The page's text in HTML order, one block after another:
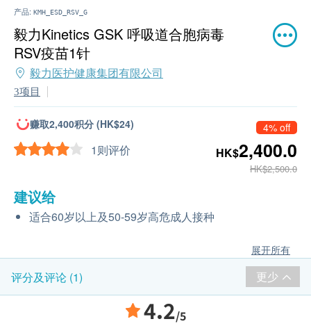
产品: KMH_ESD_RSV_G
毅力Kinetics GSK 呼吸道合胞病毒
RSV疫苗1针
毅力医护健康集团有限公司
3项目
赚取2,400积分 (HK$24)
1则评价
4% off
HK$2,400.0
HK$2,500.0
建议给
适合60岁以上及50-59岁高危成人接种
展开所有
评分及评论 (1) 更少
4.2/5